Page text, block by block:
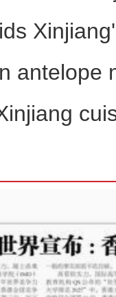
体验狙击手实
antelope